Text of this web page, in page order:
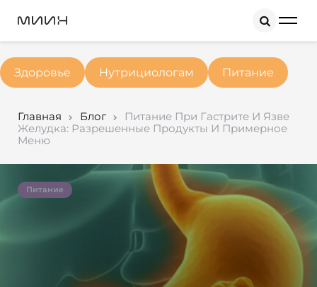
Здоровье Нутрициологам Питание
Главная Блог
Питание При Гастрите И Язве
Желудка: Разрешенные Продукты И Примерное
Меню
Питание